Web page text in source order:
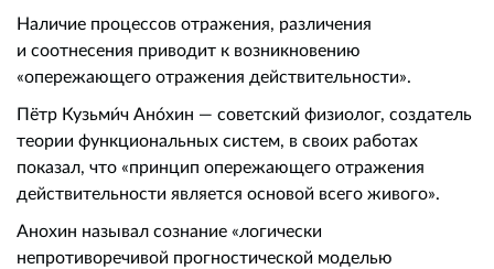
Наличие процессов отражения, различения
и соотнесения приводит к возникновению
«опережающего отражения действительности».
Пётр Кузьми́ч Ано́хин — советский физиолог, создатель
теории функциональных систем, в своих работах
показал, что «принцип опережающего отражения
действительности является основой всего живого».
Анохин называл сознание «логически
непротиворечивой прогностической моделью